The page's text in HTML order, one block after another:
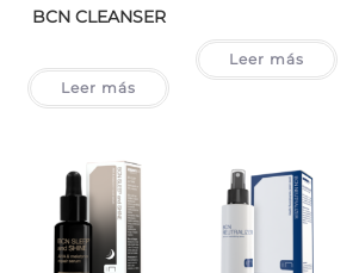
BCN CLEANSER
Leer más
Leer más